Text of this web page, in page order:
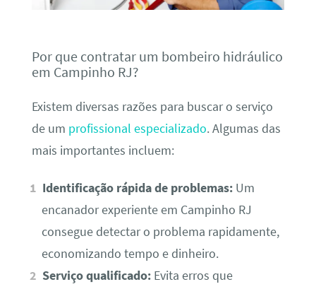
Por que contratar um bombeiro hidráulico
em Campinho RJ?
Existem diversas razões para buscar o serviço
de um profissional especializado. Algumas das
mais importantes incluem:
Identificação rápida de problemas: Um
encanador experiente em Campinho RJ
consegue detectar o problema rapidamente,
economizando tempo e dinheiro.
Serviço qualificado: Evita erros que